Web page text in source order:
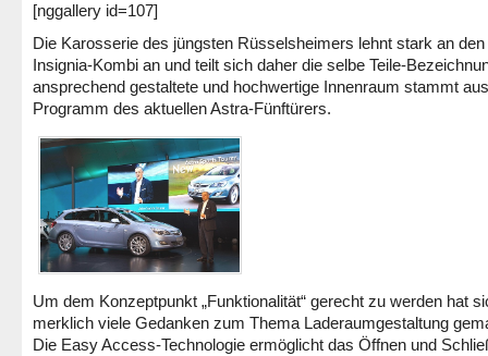
[nggallery id=107]
Die Karosserie des jüngsten Rüsselsheimers lehnt stark an den
Insignia-Kombi an und teilt sich daher die selbe Teile-
ansprechend gestaltete und hochwertige Innenraum stammt
Programm des aktuellen Astra-Fünftürers.
Um dem Konzeptpunkt „Funktionalität“ gerecht zu werden hat
merklich viele Gedanken zum Thema Laderaumgestaltung
Die Easy Access-Technologie ermöglicht das Öffnen und